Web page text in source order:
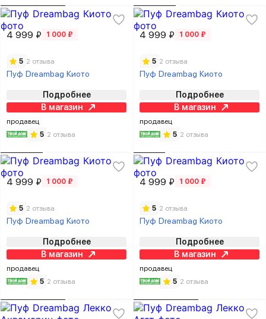
4 999 ₽ 1 000 ₽
5 2 отзыва
Пуф Dreambag Киото
Подробнее
В магазин
продавец
5 2 отзыва
4 999 ₽ 1 000 ₽
5 2 отзыва
Пуф Dreambag Киото
Подробнее
В магазин
продавец
5 2 отзыва
4 999 ₽ 1 000 ₽
5 2 отзыва
Пуф Dreambag Киото
Подробнее
В магазин
продавец
5 2 отзыва
4 999 ₽ 1 000 ₽
5 2 отзыва
Пуф Dreambag Киото
Подробнее
В магазин
продавец
5 2 отзыва